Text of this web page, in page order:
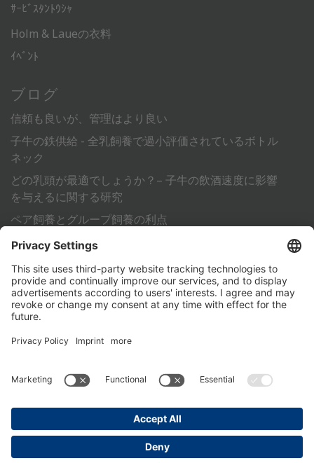
ｻｰﾋﾞｽﾀﾝﾄｳｼｬ
Holm & Laueの衣料
ｲﾍﾞﾝﾄ
ブログ
信頼も良いが、管理はより良い
子牛の鉄供給 - 全乳飼養で過小評価されているボトル
ネック
どの乳頭が最適でしょうか？– 子牛の飲酒速度に影響
を与えるに関する研究
ペア飼養とグループ飼養の利点
標準化作業手順（SOP）で成功する子牛育成
その他
ﾚﾝﾗｸｻｷ
PartnerPortal
奥付